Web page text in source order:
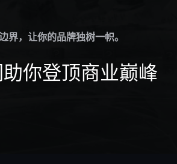
界，让你的品牌独树一帜。
你登顶商业巅峰